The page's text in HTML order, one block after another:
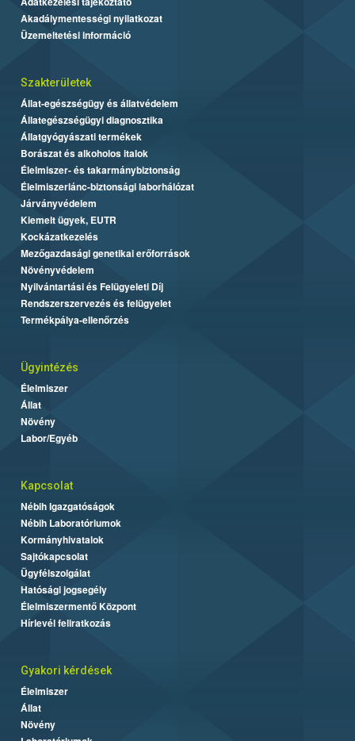
Akadálymentességi nyilatkozat
Üzemeltetési információ
Szakterületek
Állat-egészségügy és állatvédelem
Állategészségügyi diagnosztika
Állatgyógyászati termékek
Borászat és alkoholos italok
Élelmiszer- és takarmánybiztonság
Élelmiszerlánc-biztonsági laborhálózat
Járványvédelem
Kiemelt ügyek, EUTR
Kockázatkezelés
Mezőgazdasági genetikai erőforrások
Növényvédelem
Nyilvántartási és Felügyeleti Díj
Rendszerszervezés és felügyelet
Termékpálya-ellenőrzés
Ügyintézés
Élelmiszer
Állat
Növény
Labor/Egyéb
Kapcsolat
Nébih Igazgatóságok
Nébih Laboratóriumok
Kormányhivatalok
Sajtókapcsolat
Ügyfélszolgálat
Hatósági jogsegély
Élelmiszermentő Központ
Hírlevél feliratkozás
Gyakori kérdések
Élelmiszer
Állat
Növény